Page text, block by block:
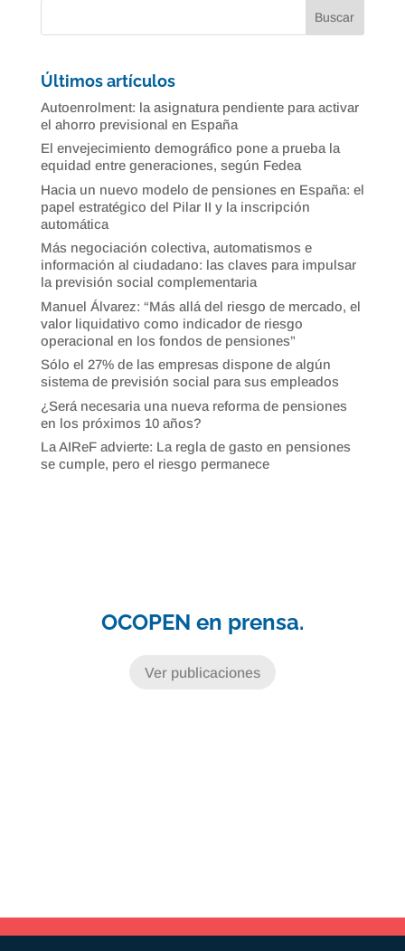
Últimos artículos
Autoenrolment: la asignatura pendiente para activar
el ahorro previsional en España
El envejecimiento demográfico pone a prueba la
equidad entre generaciones, según Fedea
Hacia un nuevo modelo de pensiones en España: el
papel estratégico del Pilar II y la inscripción
automática
Más negociación colectiva, automatismos e
información al ciudadano: las claves para impulsar
la previsión social complementaria
Manuel Álvarez: “Más allá del riesgo de mercado, el
valor liquidativo como indicador de riesgo
operacional en los fondos de pensiones”
Sólo el 27% de las empresas dispone de algún
sistema de previsión social para sus empleados
¿Será necesaria una nueva reforma de pensiones
en los próximos 10 años?
La AIReF advierte: La regla de gasto en pensiones
se cumple, pero el riesgo permanece
OCOPEN en prensa.
Ver publicaciones